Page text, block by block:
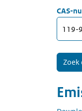
CAS-